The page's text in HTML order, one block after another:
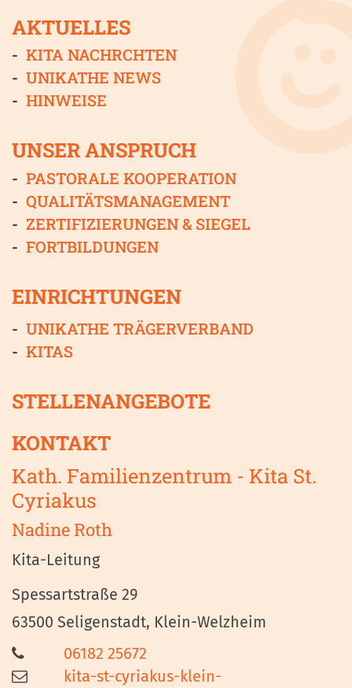
AKTUELLES
KITA NACHRCHTEN
UNIKATHE NEWS
HINWEISE
UNSER ANSPRUCH
PASTORALE KOOPERATION
QUALITÄTSMANAGEMENT
ZERTIFIZIERUNGEN & SIEGEL
FORTBILDUNGEN
EINRICHTUNGEN
UNIKATHE TRÄGERVERBAND
KITAS
STELLENANGEBOTE
KONTAKT
Kath. Familienzentrum - Kita St.
Cyriakus
NadineRoth
Kita-Leitung
Spessartstraße 29
63500 Seligenstadt, Klein-Welzheim
06182 25672
kita-st-cyriakus-klein-